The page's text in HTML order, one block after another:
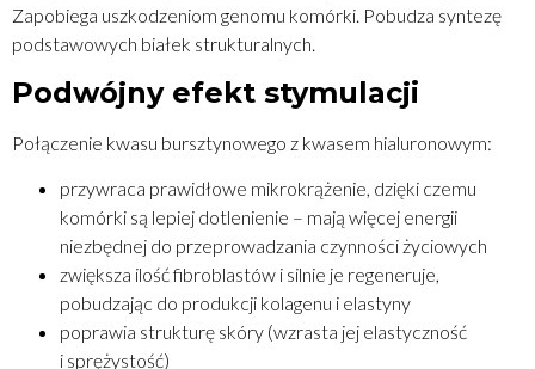
Zapobiega uszkodzeniom genomu komórki. Pobudza syntezę
podstawowych białek strukturalnych.
Podwójny efekt stymulacji
Połączenie kwasu bursztynowego z kwasem hialuronowym:
przywraca prawidłowe mikrokrążenie, dzięki czemu
komórki są lepiej dotlenienie – mają więcej energii
niezbędnej do przeprowadzania czynności życiowych
zwiększa ilość fibroblastów i silnie je regeneruje,
pobudzając do produkcji kolagenu i elastyny
poprawia strukturę skóry (wzrasta jej elastyczność
i sprężystość)